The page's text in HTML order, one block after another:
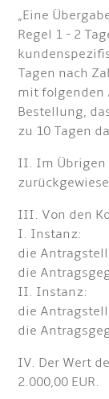
„Eine
Regel 1 - 2
Tagen nach
mit folgenden
Bestellung,
zu 10 Tagen
II. Im Übrigen
III. Von den
I. Instanz:
die
die
II. Instanz:
die
die
IV. Der Wert
2.000,00 EUR.